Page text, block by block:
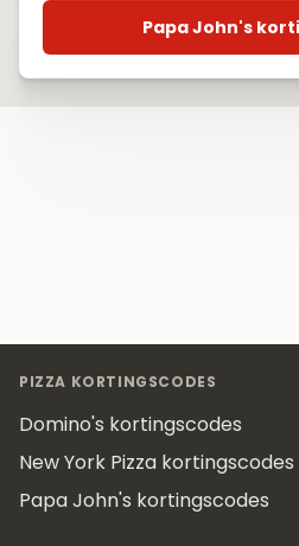
Papa John's
PIZZA KORTINGSCODES
Domino's kortingscodes
New York Pizza kortingscodes
Papa John's kortingscodes